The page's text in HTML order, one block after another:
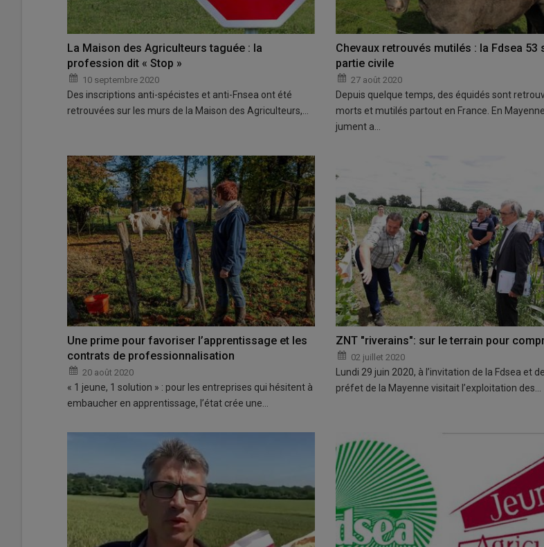
La Maison des Agriculteurs taguée : la
profession dit « Stop »
10 septembre 2020
Des inscriptions anti-spécistes et anti-Fnsea ont été
retrouvées sur les murs de la Maison des Agriculteurs,…
Chevaux retrouvés mutilés : la Fdsea 53
partie civile
27 août 2020
Depuis quelque temps, des équidés sont
morts et mutilés partout en France. En
jument a…
Une prime pour favoriser l’apprentissage et les
contrats de professionnalisation
20 août 2020
« 1 jeune, 1 solution » : pour les entreprises qui hésitent à
embaucher en apprentissage, l’état crée une…
ZNT "riverains": sur le terrain pour
02 juillet 2020
Lundi 29 juin 2020, à l’invitation de la Fdsea et
préfet de la Mayenne visitait l’exploitation des…